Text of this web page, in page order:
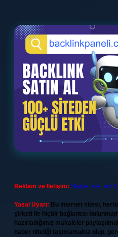
Reklam ve İletişim: Skype:
Yasal Uyarı: Bu internet sitesi,
şirketi ile hiçbir bağlantısı
hazırladığımız makaleler
haber niteliği taşımamakta olup,